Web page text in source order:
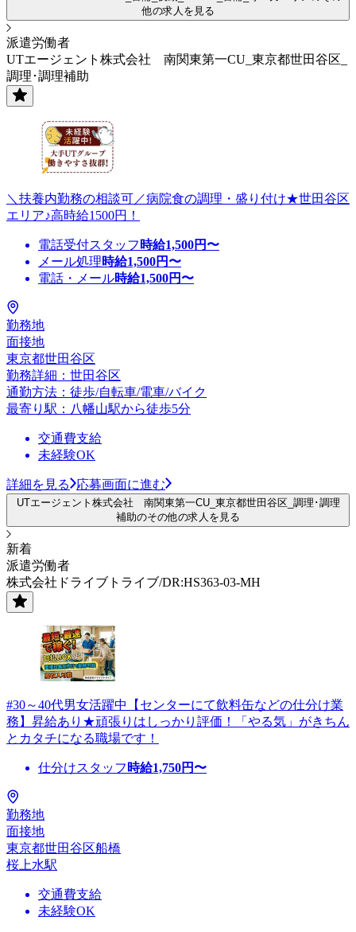
他の求人を見る
派遣労働者
UTエージェント株式会社 南関東第一CU_東京都世田谷区_
調理･調理補助
＼扶養内勤務の相談可／病院食の調理・盛り付け★世田谷区
エリア♪高時給1500円！
電話受付スタッフ 時給1,500円〜
メール処理時給1,500円〜
電話・メール時給1,500円〜
勤務地
面接地
東京都世田谷区
勤務詳細：世田谷区
通勤方法：徒歩/自転車/電車/バイク
最寄り駅：八幡山駅から徒歩5分
交通費支給
未経験OK
詳細を見る 応募画面に進む
UTエージェント株式会社 南関東第一CU_東京都世田谷区_調理･調理
補助のその他の求人を見る
新着
派遣労働者
株式会社ドライブトライブ/DR:HS363-03-MH
#30～40代男女活躍中【センターにて飲料缶などの仕分け業
務】昇給あり★頑張りはしっかり評価！「やる気」がきちん
とカタチになる職場です！
仕分けスタッフ 時給1,750円〜
勤務地
面接地
東京都世田谷区船橋
桜上水駅
交通費支給
未経験OK